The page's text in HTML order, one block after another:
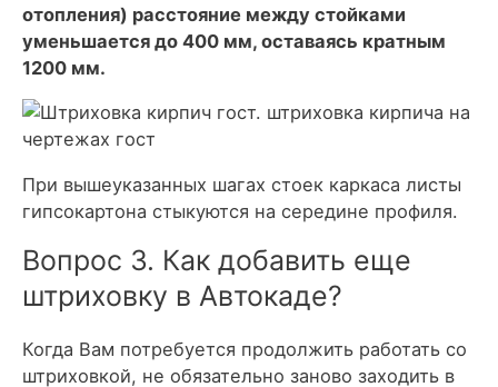
отопления) расстояние между стойками
уменьшается до 400 мм, оставаясь кратным
1200 мм.
При вышеуказанных шагах стоек каркаса листы
гипсокартона стыкуются на середине профиля.
Вопрос 3. Как добавить еще
штриховку в Автокаде?
Когда Вам потребуется продолжить работать со
штриховкой, не обязательно заново заходить в